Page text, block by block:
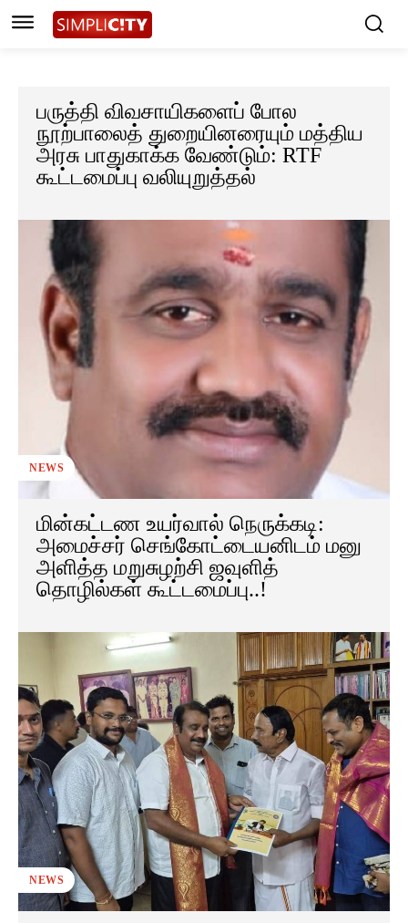
பருத்தி விவசாயிகளைப் போல
நூற்பாலைத் துறையினரையும் மத்திய
அரசு பாதுகாக்க வேண்டும்: RTF
கூட்டமைப்பு வலியுறுத்தல்
NEWS
மின்கட்டண உயர்வால் நெருக்கடி:
அமைச்சர் செங்கோட்டையனிடம் மனு
அளித்த மறுசுழற்சி ஜவுளித்
தொழில்கள் கூட்டமைப்பு..!
NEWS